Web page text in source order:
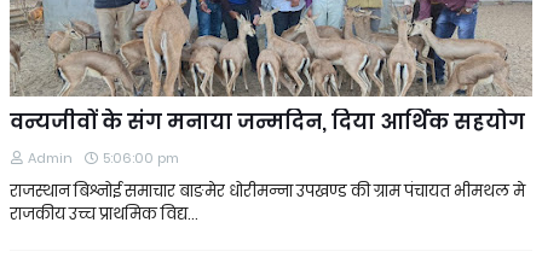
वन्यजीवों के संग मनाया जन्मदिन, दिया आर्थिक सहयोग
Admin 5:06:00 pm
राजस्थान बिश्नोई समाचार बाङमेर धोरीमन्ना उपखण्ड की ग्राम पंचायत भीमथल मे
राजकीय उच्च प्राथमिक विद्य…